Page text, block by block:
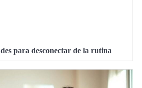
para desconectar de la rutina